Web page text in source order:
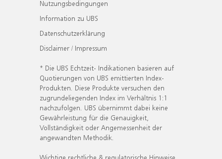
Nutzungsbedingungen
Information zu UBS
Datenschutzerklärung
Disclaimer / Impressum
* Die UBS Echtzeit- Indikationen basieren auf
Quotierungen von UBS emittierten Index-
Produkten. Diese Produkte versuchen den
zugrundeliegenden Index im Verhältnis 1:1
nachzufolgen. UBS übernimmt dabei keine
Gewährleistung für die Genauigkeit,
Vollständigkeit oder Angemessenheit der
angewandten Methodik.